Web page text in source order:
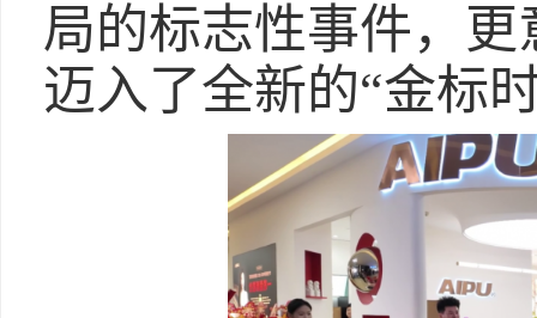
局的标志性事件，
迈入了全新的“金标